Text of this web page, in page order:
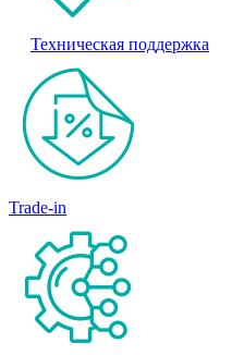
Техническая поддержка
Trade-in